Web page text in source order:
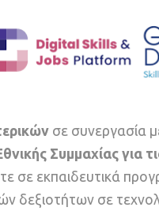
σε συνεργασία
Συμμαχίας για
σε εκπαιδευτικά
δεξιοτήτων σε